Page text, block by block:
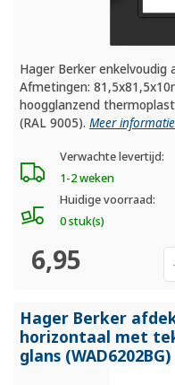
Hager Berker
Afmetingen:
hoogglanzend
(RAL 9005).Meer
Verwachte levertijd:
1-2 weken
Huidige voorraad:
0 stuk(s)
6,95
Hager Berker
horizontaal met
glans (WAD6202BG)